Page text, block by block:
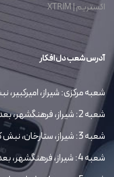
اکستریم | XTRIM
آدرس شعب دل افکار
شعبه مرکزی: شیراز،
شعبه 2: شیراز، فرهنگشهر، بعد از کوچه 42
شعبه 3: شیراز، ستارخان، نبش کوچه پنجم
شعبه 4: شیراز، فرهنگشهر، بعد از کوچه 52